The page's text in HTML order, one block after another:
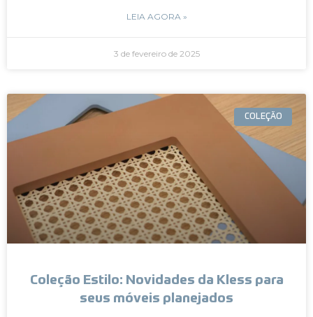
LEIA AGORA »
3 de fevereiro de 2025
COLEÇÃO
Coleção Estilo: Novidades da Kless para
seus móveis planejados